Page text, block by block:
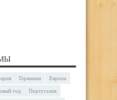
Германия Европа
год Португалия